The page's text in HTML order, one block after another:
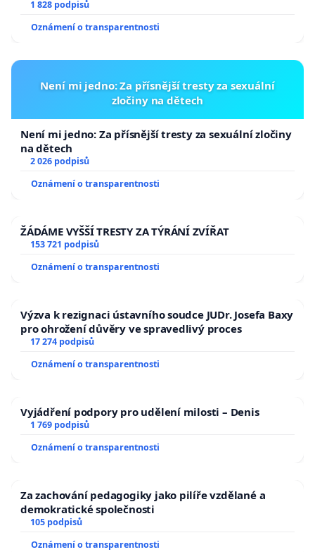
1 828 podpisů
Oznámení o transparentnosti
Není mi jedno: Za přísnější tresty za sexuální
zločiny na dětech
Není mi jedno: Za přísnější tresty za sexuální zločiny
na dětech
2 026 podpisů
Oznámení o transparentnosti
ŽÁDÁME VYŠŠÍ TRESTY ZA TÝRÁNÍ ZVÍŘAT
153 721 podpisů
Oznámení o transparentnosti
Výzva k rezignaci ústavního soudce JUDr. Josefa Baxy
pro ohrožení důvěry ve spravedlivý proces
17 274 podpisů
Oznámení o transparentnosti
Vyjádření podpory pro udělení milosti – Denis
1 769 podpisů
Oznámení o transparentnosti
Za zachování pedagogiky jako pilíře vzdělané a
demokratické společnosti
105 podpisů
Oznámení o transparentnosti